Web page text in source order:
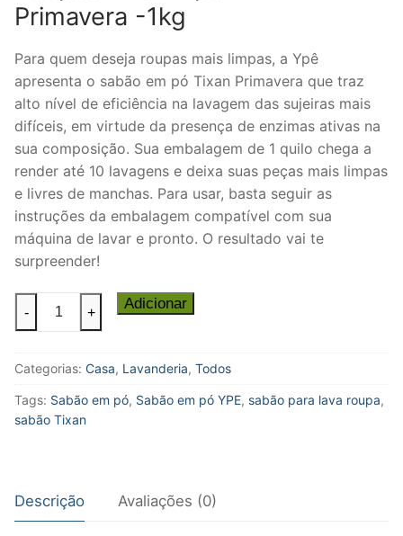
Primavera -1kg
Para quem deseja roupas mais limpas, a Ypê
apresenta o sabão em pó Tixan Primavera que traz
alto nível de eficiência na lavagem das sujeiras mais
difíceis, em virtude da presença de enzimas ativas na
sua composição. Sua embalagem de 1 quilo chega a
render até 10 lavagens e deixa suas peças mais limpas
e livres de manchas. Para usar, basta seguir as
instruções da embalagem compatível com sua
máquina de lavar e pronto. O resultado vai te
surpreender!
Sabão
em
Lava
Roupas-
Tixan
quantidade
- + Adicionar
Categorias: Casa, Lavanderia, Todos
Tags: Sabão em pó, Sabão em pó YPE, sabão para lava roupa,
sabão Tixan
Descrição Avaliações (0)